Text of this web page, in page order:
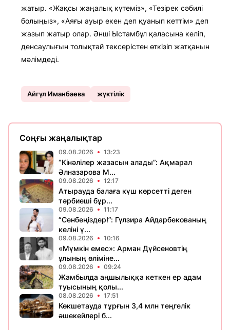
жатыр. «Жақсы жаңалық күтеміз», «Тезірек сәбилі
болыңыз», «Аяғы ауыр екен деп қуанып кеттім» деп
жазып жатыр олар. Әнші Ыстамбұл қаласына келіп,
денсаулығын толықтай тексерістен өткізіп жатқанын
мәлімдеді.
Айгүл Иманбаева жүктілік
Соңғы жаңалықтар
09.08.2026 13:23
“Кінәлілер жазасын алады”: Ақмарал
Әлназарова М...
09.08.2026 12:17
Атырауда балаға күш көрсетті деген
тәрбиеші бұр...
09.08.2026 11:17
“Сенбеңіздер!”: Гүлзира Айдарбекованың
келіні ү...
09.08.2026 10:16
«Мүмкін емес»: Арман Дүйсеновтің
ұлының өліміне...
09.08.2026 09:24
Жамбылда аңшылыққа кеткен ер адам
туысының қолы...
08.08.2026 17:51
Көкшетауда тұрғын 3,4 млн теңгелік
әшекейлері б...